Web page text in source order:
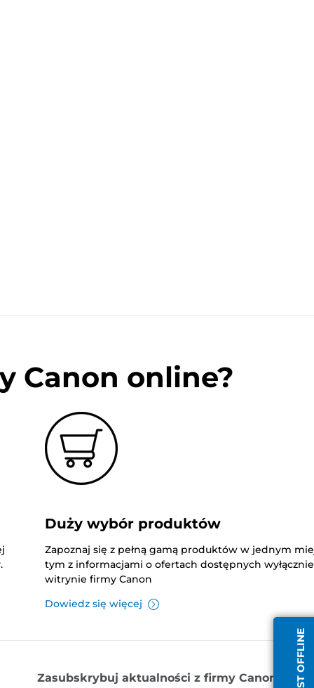
Canon online?
Duży wybór produktów
Zapoznaj się z pełną gamą produktów w jednym
tym z informacjami o ofertach dostępnych
witrynie firmy Canon
Dowiedz się więcej
Zasubskrybuj aktualności z firmy Canon